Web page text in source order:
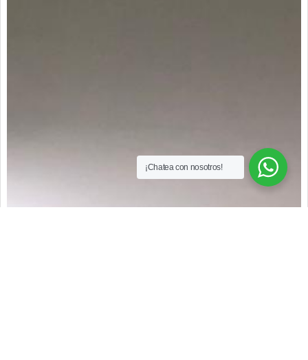
¡Chatea con nosotros!